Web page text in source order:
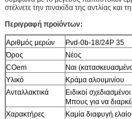
στέλνετε την πινακίδα της αντλίας και
Περιγραφή προϊόντων:
Αριθμός μερών
Pvd-0b-18/24P 35
Όρος
Νέος
COem
Ναι
Υλικό
Κράμα αλουμινίου
Ανταλλακτικά
Ειδικοί
Μπους για να
Χαρακτήρες
Καμία διαφυγή